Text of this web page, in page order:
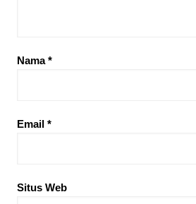
Nama*
Email *
Situs Web